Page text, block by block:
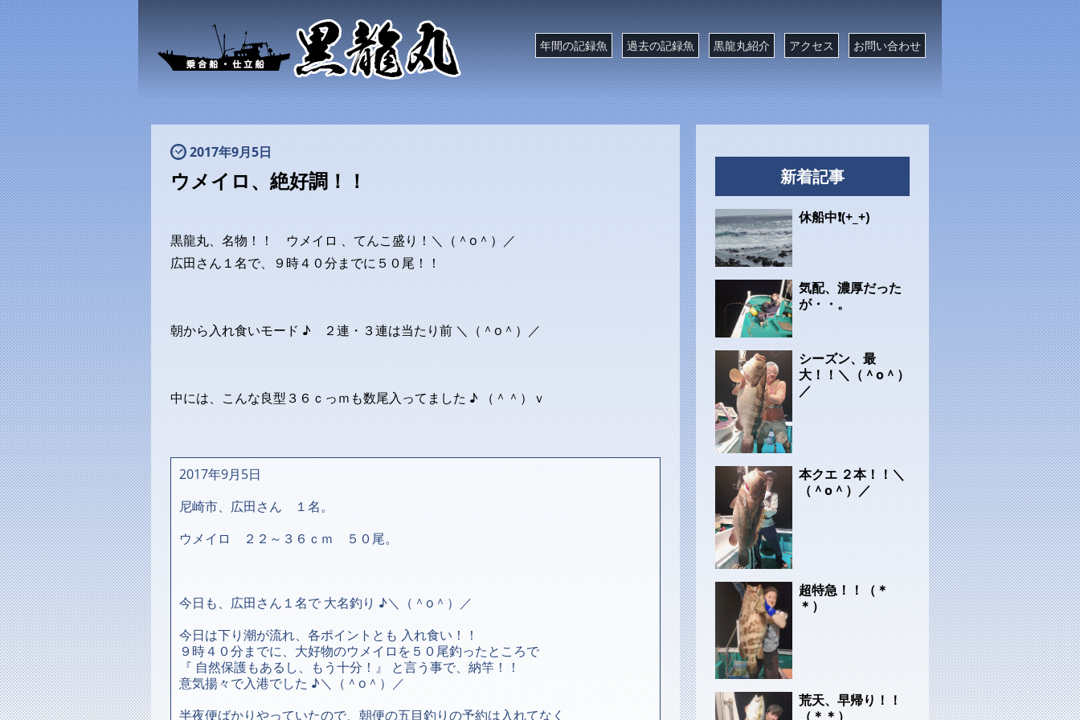
年間の記録魚 過去の記録魚 黒龍丸紹介 アクセス お問い合わせ
2017年9月5日
ウメイロ、絶好調！！
黒龍丸、名物！！ ウメイロ 、てんこ盛り！＼（＾o＾）／
広田さん１名で、９時４０分までに５０尾！！
朝から入れ食いモード ♪ ２連・３連は当たり前 ＼（＾o＾）／
中には、こんな良型３６ｃっｍも数尾入ってました ♪ （＾＾）ｖ
2017年9月5日
尼崎市、広田さん １名。
ウメイロ ２２～３６ｃｍ ５０尾。
今日も、広田さん１名で 大名釣り ♪＼（＾o＾）／
今日は下り潮が流れ、各ポイントとも 入れ食い！！
９時４０分までに、大好物のウメイロを５０尾釣ったところで
『 自然保護もあるし、もう十分！』 と言う事で、納竿！！
意気揚々で入港でした ♪＼（＾o＾）／
半夜便ばかりやっていたので、朝便の五目釣りの予約は入れてなく
新着記事
休船中❗(+_+)
気配、濃厚だった
が・・。
シーズン、最
大！！＼（＾o＾）
／
本クエ ２本！！＼
（＾o＾）／
超特急！！（＊
＊）
荒天、早帰り！！
（＊＊）